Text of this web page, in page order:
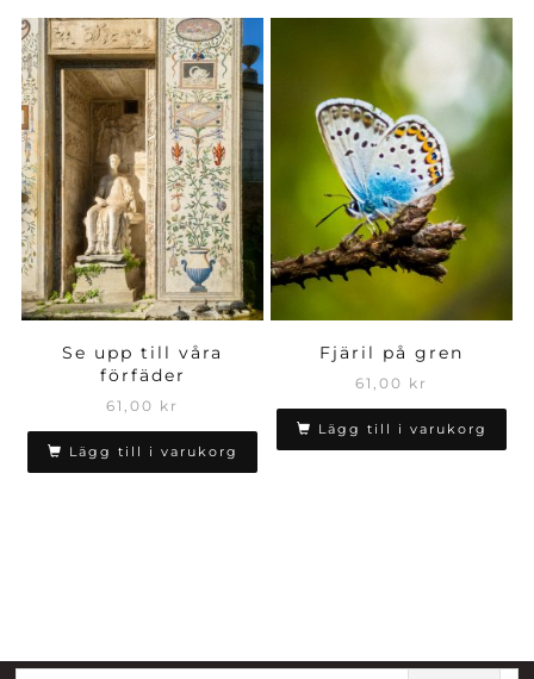
Se upp till våra
förfäder
61,00 kr
Lägg till i varukorg
Fjäril på gren
61,00 kr
Lägg till i varukorg